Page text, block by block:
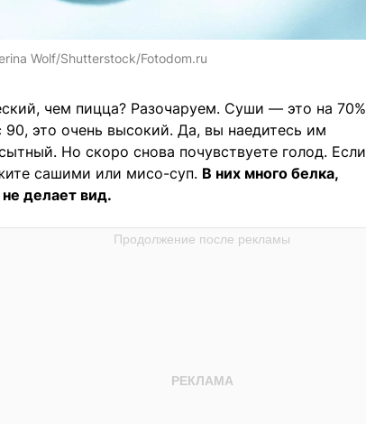
Wolf/Shutterstock/Fotodom.ru
чем пицца? Разочаруем. Суши — это на 70%
это очень высокий. Да, вы наедитесь им
Но скоро снова почувствуете голод. Если
сашими или мисо-суп. В них много белка,
делает вид.